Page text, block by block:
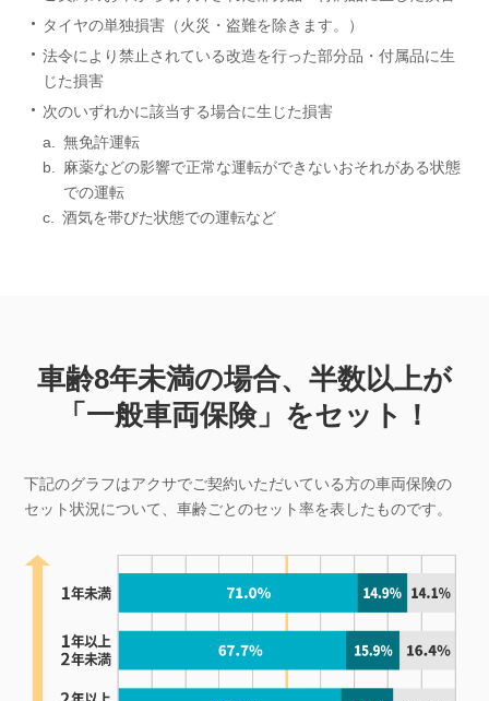
タイヤの単独損害（火災・盗難を除きます。）
法令により禁止されている改造を行った部分品・付属品に生
じた損害
次のいずれかに該当する場合に生じた損害
a.
無免許運転
b.
麻薬などの影響で正常な運転ができないおそれがある状態
での運転
c.
酒気を帯びた状態での運転など
車齢8年未満の場合、 半数以上が
「一般車両保険」をセット！
下記のグラフはアクサでご契約いただいている方の車両保険の
セット状況について、 車齢ごとのセット率を表したものです。